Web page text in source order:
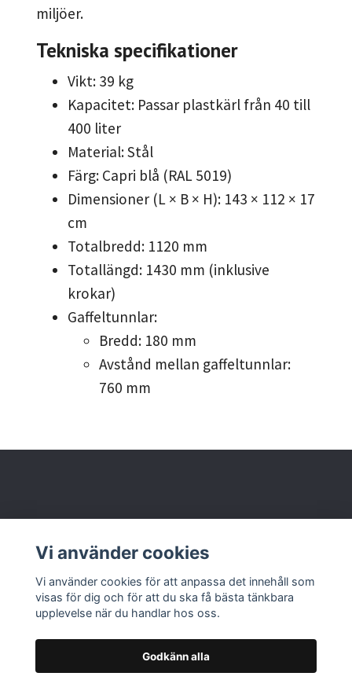
miljöer.
Tekniska specifikationer
Vikt: 39 kg
Kapacitet: Passar plastkärl från 40 till
400 liter
Material: Stål
Färg: Capri blå (RAL 5019)
Dimensioner (L × B × H): 143 × 112 × 17
cm
Totalbredd: 1120 mm
Totallängd: 1430 mm (inklusive
krokar)
Gaffeltunnlar:
Bredd: 180 mm
Avstånd mellan gaffeltunnlar:
760 mm
Läs mer
Vi använder cookies
Vi använder cookies för att anpassa det innehåll som
visas för dig och för att du ska få bästa tänkbara
upplevelse när du handlar hos oss.
Godkänn alla